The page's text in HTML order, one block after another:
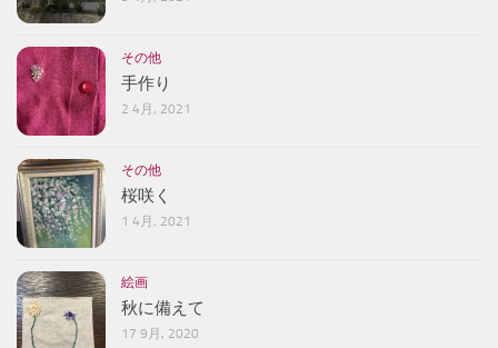
その他
手作り
2 4月, 2021
その他
桜咲く
1 4月, 2021
絵画
秋に備えて
17 9月, 2020